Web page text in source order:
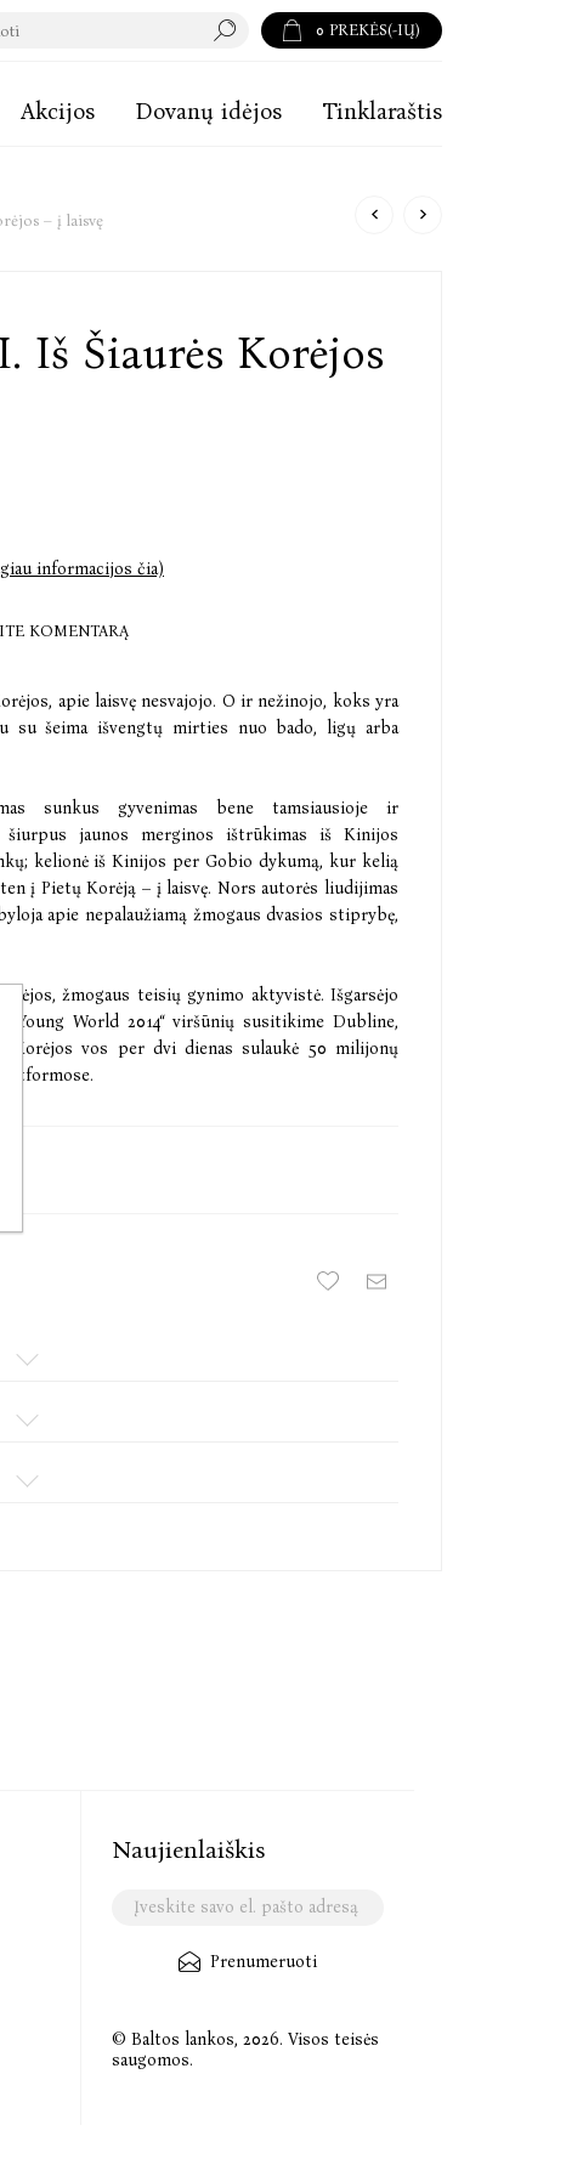
0 PREKĖS(-IŲ)
Akcijos Dovanų idėjos Tinklaraštis
– į laisvę
Iš Šiaurės Korėjos
informacijos čia)
KOMENTARĄ
apie laisvę nesvajojo. O ir nežinojo, koks yra
su šeima išvengtų mirties nuo bado, ligų arba
sunkus gyvenimas bene tamsiausioje ir
šiurpus jaunos merginos ištrūkimas iš Kinijos
kelionė iš Kinijos per Gobio dykumą, kur kelią
į Pietų Korėją – į laisvę. Nors autorės liudijimas
apie nepalaužiamą žmogaus dvasios stiprybę,
žmogaus teisių gynimo aktyvistė. Išgarsėjo
Young World 2014“ viršūnių susitikime Dubline,
Korėjos vos per dvi dienas sulaukė 50 milijonų
Naujienlaiškis
Prenumeruoti
© Baltos lankos, 2026. Visos teisės
saugomos.